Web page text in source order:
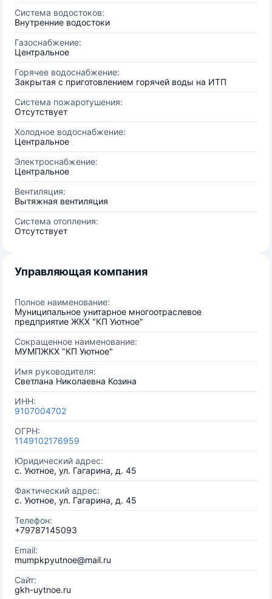
Система водостоков:
Внутренние водостоки
Газоснабжение:
Центральное
Горячее водоснабжение:
Закрытая с приготовлением горячей воды на ИТП
Система пожаротушения:
Отсутствует
Холодное водоснабжение:
Центральное
Электроснабжение:
Центральное
Вентиляция:
Вытяжная вентиляция
Система отопления:
Отсутствует
Управляющая компания
Полное наименование:
Муниципальное унитарное многоотраслевое
предприятие ЖКХ "КП Уютное"
Сокращенное наименование:
МУМПЖКХ "КП Уютное"
Имя руководителя:
Светлана Николаевна Козина
ИНН:
9107004702
ОГРН:
1149102176959
Юридический адрес:
с. Уютное, ул. Гагарина, д. 45
Фактический адрес:
с. Уютное, ул. Гагарина, д. 45
Телефон:
+79787145093
Email:
mumpkpyutnoe@mail.ru
Сайт:
gkh-uytnoe.ru